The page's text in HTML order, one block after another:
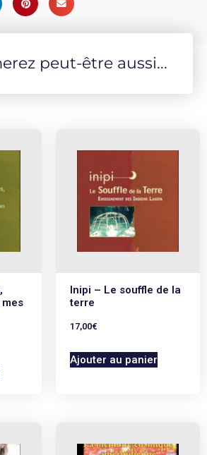
peut-être aussi...
Inipi – Le souffle de la
terre
17,00€
Ajouter au panier